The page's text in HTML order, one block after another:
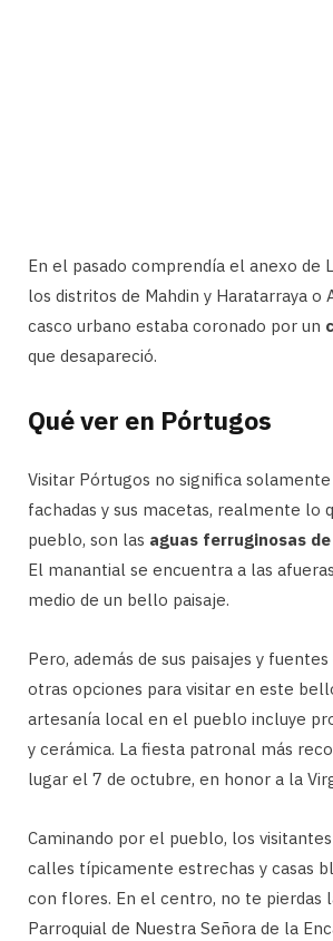
En el pasado comprendía el anexo de
los distritos de Mahdin y Haratarraya o
casco urbano estaba coronado por un
que desapareció.
Qué ver en Pórtugos
Visitar Pórtugos no significa solamente
fachadas y sus macetas, realmente lo
pueblo, son las aguas ferruginosas
El manantial se encuentra a las
medio de un bello paisaje.
Pero, además de sus paisajes y
otras opciones para visitar en este
artesanía local en el pueblo incluye
y cerámica. La fiesta patronal más
lugar el 7 de octubre, en honor a la
Caminando por el pueblo, los
calles típicamente estrechas y casas
con flores. En el centro, no te pierdas
Parroquial de Nuestra Señora de la